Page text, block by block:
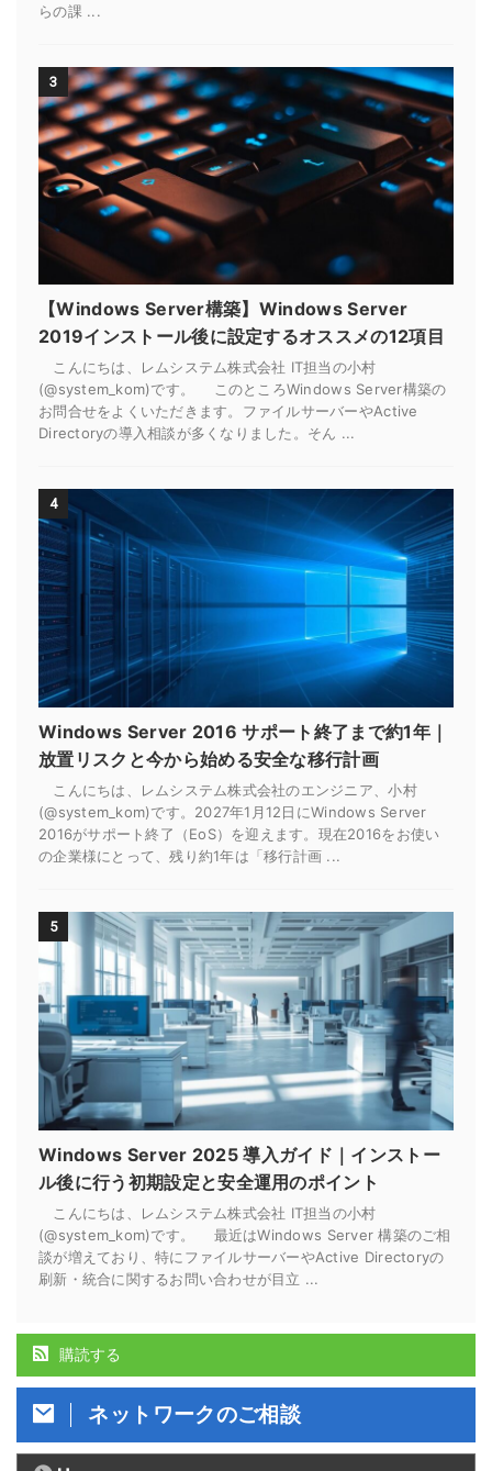
らの課 ...
3
【Windows Server構築】Windows Server
2019インストール後に設定するオススメの12項目
こんにちは、レムシステム株式会社 IT担当の小村
(@system_kom)です。 このところWindows Server構築の
お問合せをよくいただきます。ファイルサーバーやActive
Directoryの導入相談が多くなりました。そん ...
4
Windows Server 2016 サポート終了まで約1年｜
放置リスクと今から始める安全な移行計画
こんにちは、レムシステム株式会社のエンジニア、小村
(@system_kom)です。2027年1月12日にWindows Server
2016がサポート終了（EoS）を迎えます。現在2016をお使い
の企業様にとって、残り約1年は「移行計画 ...
5
Windows Server 2025 導入ガイド｜インストー
ル後に行う初期設定と安全運用のポイント
こんにちは、レムシステム株式会社 IT担当の小村
(@system_kom)です。 最近はWindows Server 構築のご相
談が増えており、特にファイルサーバーやActive Directoryの
刷新・統合に関するお問い合わせが目立 ...
購読する
ネットワークのご相談